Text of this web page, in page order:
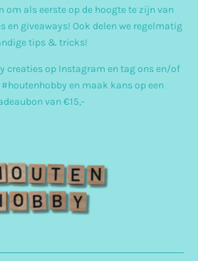
t
a
g
r
a
om als eerste op de hoogte te zijn van
en giveaways! Ook delen we regelmatig
tips & tricks!
creaties op Instagram en tag ons en/of
en maak kans op een
van €15,-